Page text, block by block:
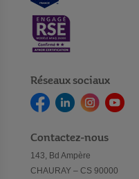
Réseaux sociaux
Contactez-nous
143, Bd Ampère
CHAURAY – CS 90000